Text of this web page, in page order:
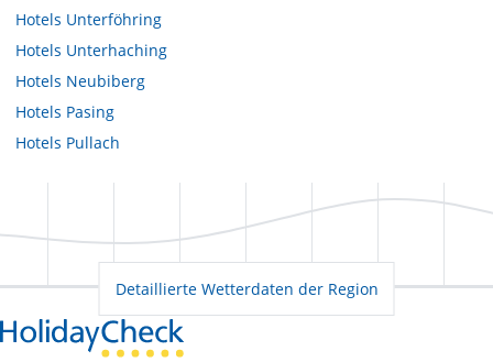
Hotels Unterföhring
Hotels Unterhaching
Hotels Neubiberg
Hotels Pasing
Hotels Pullach
Detaillierte Wetterdaten der Region